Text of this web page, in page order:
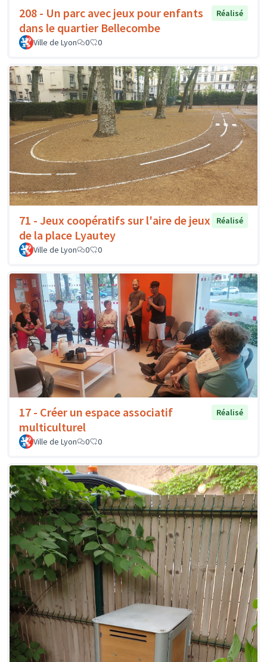
208 - Un parc avec jeux pour enfants
dans le quartier Bellecombe
Réalisé
Ville de Lyon 0 0
71 - Jeux coopératifs sur l'aire de jeux
de la place Lyautey
Réalisé
Ville de Lyon 0 0
17 - Créer un espace associatif
multiculturel
Réalisé
Ville de Lyon 0 0